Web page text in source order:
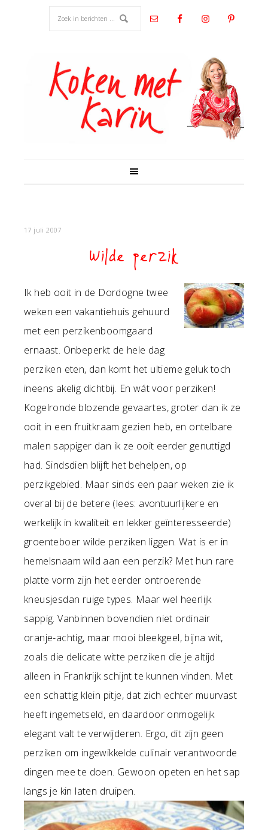
17 juli 2007
Wilde perzik
Ik heb ooit in de Dordogne twee
weken een vakantiehuis gehuurd
met een perzikenboomgaard
ernaast. Onbeperkt de hele dag
perziken eten, dan komt het ultieme geluk toch
ineens akelig dichtbij. En wát voor perziken!
Kogelronde blozende gevaartes, groter dan ik ze
ooit in een fruitkraam gezien heb, en ontelbare
malen sappiger dan ik ze ooit eerder genuttigd
had. Sindsdien blijft het behelpen, op
perzikgebied. Maar sinds een paar weken zie ik
overal bij de betere (lees: avontuurlijkere en
werkelijk in kwaliteit en lekker geïnteresseerde)
groenteboer wilde perziken liggen. Wat is er in
hemelsnaam wild aan een perzik? Met hun rare
platte vorm zijn het eerder ontroerende
kneusjesdan ruige types. Maar wel heerlijk
sappig. Vanbinnen bovendien niet ordinair
oranje-achtig, maar mooi bleekgeel, bijna wit,
zoals die delicate witte perziken die je altijd
alleen in Frankrijk schijnt te kunnen vinden. Met
een schattig klein pitje, dat zich echter muurvast
heeft ingemetseld, en daardoor onmogelijk
elegant valt te verwijderen. Ergo, dit zijn geen
perziken om ingewikkelde culinair verantwoorde
dingen mee te doen. Gewoon opeten en het sap
langs je kin laten druipen.